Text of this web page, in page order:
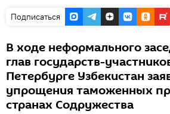
Подписаться
В ходе неформального
глав государств-
Петербурге Узбекистан
упрощения таможенных
странах Содружества